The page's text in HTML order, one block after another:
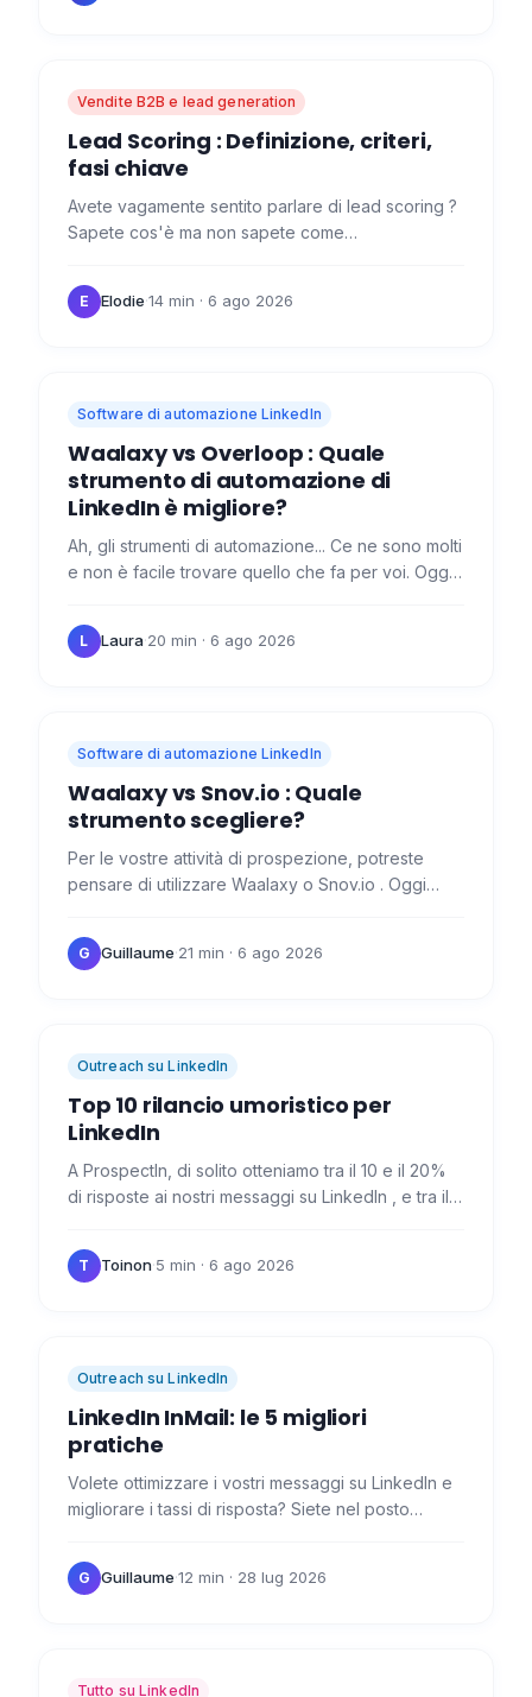
Vendite B2B e lead generation
Lead Scoring : Definizione, criteri,
fasi chiave
Avete vagamente sentito parlare di lead scoring ?
Sapete cos'è ma non sapete come
il lead scoring? Il lead…
E Elodie·14 min · 6 ago 2026
Software di automazione LinkedIn
Waalaxy vs Overloop : Quale
strumento di automazione di
LinkedIn è migliore?
Ah, gli strumenti di automazione... Ce ne sono molti
e non è facile trovare quello che fa per voi. Oggi
piccolo…
L Laura·20 min · 6 ago 2026
Software di automazione LinkedIn
Waalaxy vs Snov.io : Quale
strumento scegliere?
Per le vostre attività di prospezione, potreste
pensare di utilizzare Waalaxy o Snov.io . Oggi
strumenti, le loro…
G Guillaume·21 min · 6 ago 2026
Outreach su LinkedIn
Top 10 rilancio umoristico per
LinkedIn
A ProspectIn, di solito otteniamo tra il 10 e il 20%
di risposte ai nostri messaggi su LinkedIn , e tra il 5
T Toinon·5 min · 6 ago 2026
Outreach su LinkedIn
LinkedIn InMail: le 5 migliori
pratiche
Volete ottimizzare i vostri messaggi su LinkedIn e
migliorare i tassi di risposta? Siete nel posto
famosi…
G Guillaume·12 min · 28 lug 2026
Tutto su LinkedIn